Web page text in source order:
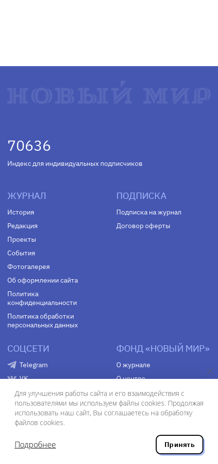
70636
Индекс для индивидуальных подписчиков
ЖУРНАЛ
История
Редакция
Проекты
События
Фотогалерея
Об оформлении сайта
Политика
конфиденциальности
Политика обработки
персональных данных
ПОДПИСКА
Подписка на журнал
Договор оферты
СОЦСЕТИ
Telegram
VK
Youtube
Яндекс. Дзен
ФОНД «НОВЫЙ МИР»
О журнале
О центре
Контакты
ISSN 0130–7673
© АО «Редакция журнала «Новый мир», 1991–2020
Для улучшения работы сайта и его взаимодействия с
пользователями мы используем файлы cookies. Продолжая
использовать наш сайт, Вы соглашаетесь на обработку
файлов cookies.
Подробнее Принять